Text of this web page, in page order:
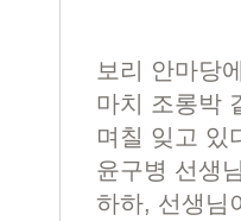
보리 안마당
마치 조롱박
며칠 잊고 있
윤구병 선생
하하, 선생님